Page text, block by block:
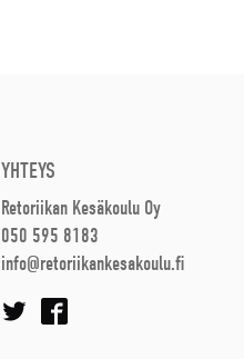
YHTEYS
Retoriikan Kesäkoulu Oy
050 595 8183
info@retoriikankesakoulu.fi